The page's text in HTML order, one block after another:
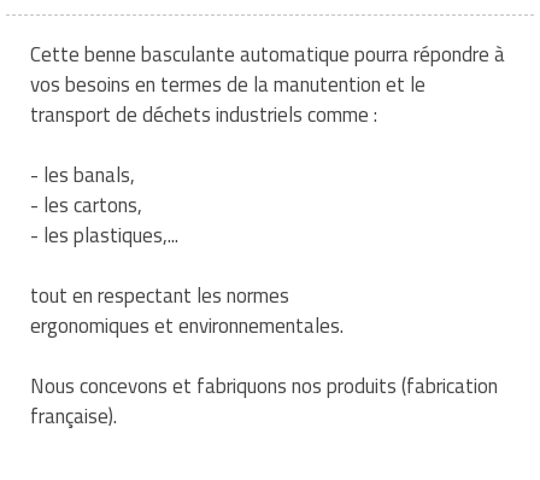
Vêtements personnalisés
Traitement de l'air
Traitement des eaux
Trancheuse professionnelle
Transformateur électrique
Tubes et profilés
Tuyau flexible
Tuyau renforcé
Tapis et caillebotis
Traitement du linge
Vestiaires et casiers
Equipements de football
Equipements de karting
Equipements pour patinage
Equipements pour roller
Equipements pour skateboard
Equipements pour stade et terrain
sportif
Jeu gymnique
Piano de cuisson
Pompes à sauce
Portes commandes restaurant
Présentoir pour restaurant
Réfrigérateur professionnel
Cette benne basculante automatique pourra répondre à
vos besoins en termes de la manutention et le
transport de déchets industriels comme :
- les banals,
- les cartons,
- les plastiques,...
tout en respectant les normes
ergonomiques et environnementales.
Nous concevons et fabriquons nos produits (fabrication
française).